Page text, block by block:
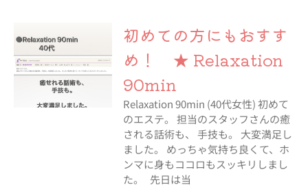
初めての方にもおすす
め！ ★ Relaxation
90min
Relaxation 90min (40代女性) 初めて
のエステ。 担当のスタッフさんの癒
される話術も、 手技も。 大変満足し
ました。 めっちゃ気持ち良くて、ホ
ンマに身もココロもスッキリしまし
た。 先日は当